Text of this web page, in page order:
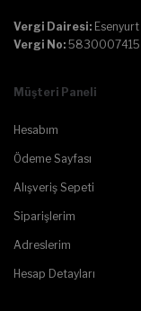
Vergi Dairesi: Esenyurt
Vergi No: 5830007415
Müşteri Paneli
Hesabım
Ödeme Sayfası
Alışveriş Sepeti
Siparişlerim
Adreslerim
Hesap Detayları